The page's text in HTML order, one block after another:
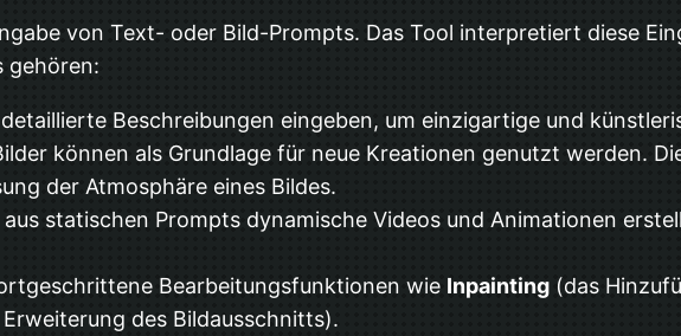
von Text- oder Bild-Prompts. Das Tool interpretiert diese
gehören:
Beschreibungen eingeben, um einzigartige und
können als Grundlage für neue Kreationen genutzt werden.
der Atmosphäre eines Bildes.
statischen Prompts dynamische Videos und Animationen
Bearbeitungsfunktionen wie Inpainting (das
des Bildausschnitts).